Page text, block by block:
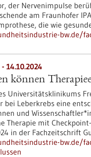
der Nervenimpulse
am Fraunhofer
die wie
bw.de/
14.10.2024
können
Universitätsklinikums
Leberkrebs eine
und
Therapie mit
in der Fachzeitschrift
bw.de/